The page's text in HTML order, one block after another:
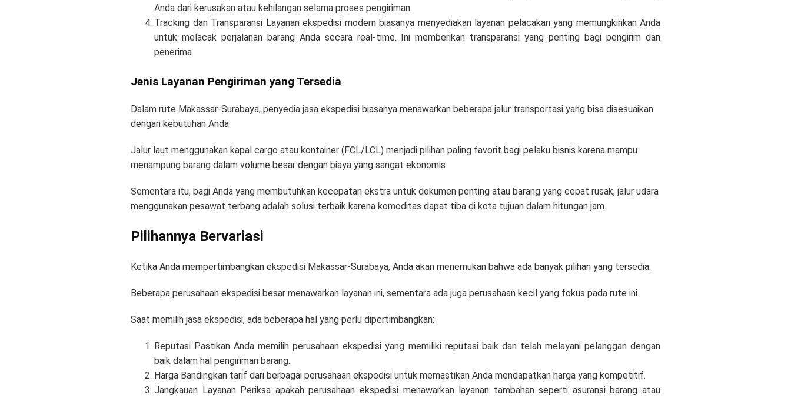
Anda dari kerusakan atau kehilangan selama proses pengiriman.
Tracking dan Transparansi Layanan ekspedisi modern biasanya menyediakan layanan pelacakan yang memungkinkan Anda
untuk melacak perjalanan barang Anda secara real-time. Ini memberikan transparansi yang penting bagi pengirim dan
penerima.
Jenis Layanan Pengiriman yang Tersedia
Dalam rute Makassar-Surabaya, penyedia jasa ekspedisi biasanya menawarkan beberapa jalur transportasi yang bisa disesuaikan
dengan kebutuhan Anda.
Jalur laut menggunakan kapal cargo atau kontainer (FCL/LCL) menjadi pilihan paling favorit bagi pelaku bisnis karena mampu
menampung barang dalam volume besar dengan biaya yang sangat ekonomis.
Sementara itu, bagi Anda yang membutuhkan kecepatan ekstra untuk dokumen penting atau barang yang cepat rusak, jalur udara
menggunakan pesawat terbang adalah solusi terbaik karena komoditas dapat tiba di kota tujuan dalam hitungan jam.
Pilihannya Bervariasi
Ketika Anda mempertimbangkan ekspedisi Makassar-Surabaya, Anda akan menemukan bahwa ada banyak pilihan yang tersedia.
Beberapa perusahaan ekspedisi besar menawarkan layanan ini, sementara ada juga perusahaan kecil yang fokus pada rute ini.
Saat memilih jasa ekspedisi, ada beberapa hal yang perlu dipertimbangkan:
Reputasi Pastikan Anda memilih perusahaan ekspedisi yang memiliki reputasi baik dan telah melayani pelanggan dengan
baik dalam hal pengiriman barang.
Harga Bandingkan tarif dari berbagai perusahaan ekspedisi untuk memastikan Anda mendapatkan harga yang kompetitif.
Jangkauan Layanan Periksa apakah perusahaan ekspedisi menawarkan layanan tambahan seperti asuransi barang atau